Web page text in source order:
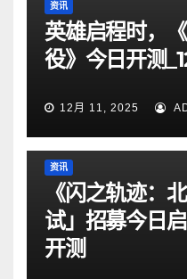
资讯
英雄启程时，
役》今日开测
12月 11, 2025
资讯
《闪之轨迹：
试」招募今日
开测